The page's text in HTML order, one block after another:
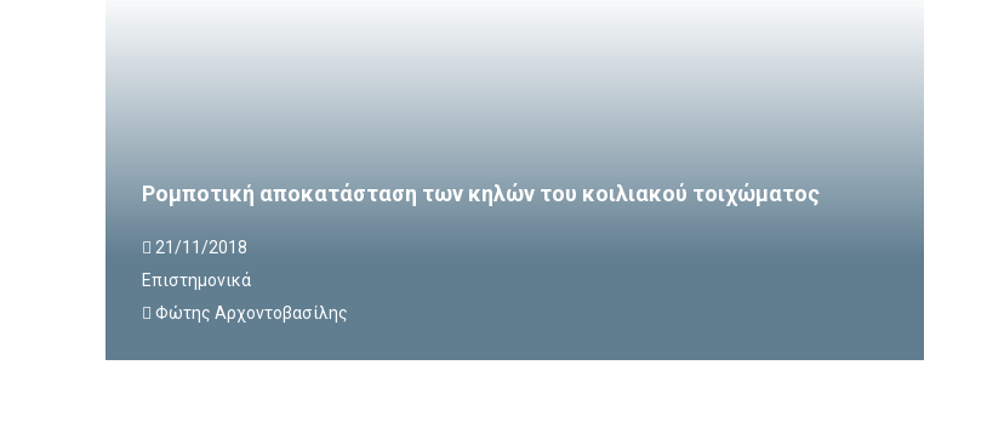
Ρομποτική αποκατάσταση των κηλών του κοιλιακού τοιχώματος
21/11/2018
Επιστημονικά
Φώτης Αρχοντοβασίλης